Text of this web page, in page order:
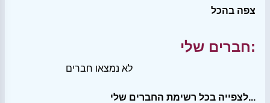
צפה בהכל
חברים שלי:
לא נמצאו חברים
לצפייה בכל רשימת החברים שלי...